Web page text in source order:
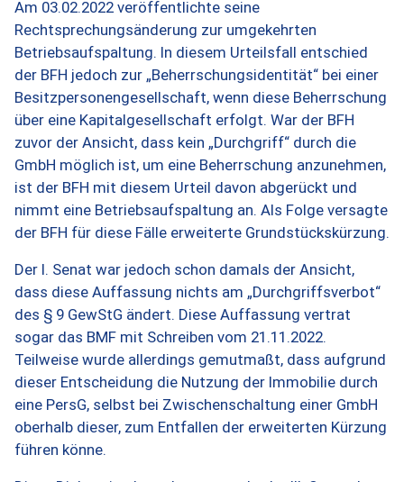
Am 03.02.2022 veröffentlichte seine
Rechtsprechungsänderung zur umgekehrten
Betriebsaufspaltung. In diesem Urteilsfall entschied
der BFH jedoch zur „Beherrschungsidentität“ bei einer
Besitzpersonengesellschaft, wenn diese Beherrschung
über eine Kapitalgesellschaft erfolgt. War der BFH
zuvor der Ansicht, dass kein „Durchgriff“ durch die
GmbH möglich ist, um eine Beherrschung anzunehmen,
ist der BFH mit diesem Urteil davon abgerückt und
nimmt eine Betriebsaufspaltung an. Als Folge versagte
der BFH für diese Fälle erweiterte Grundstückskürzung.
Der I. Senat war jedoch schon damals der Ansicht,
dass diese Auffassung nichts am „Durchgriffsverbot“
des § 9 GewStG ändert. Diese Auffassung vertrat
sogar das BMF mit Schreiben vom 21.11.2022.
Teilweise wurde allerdings gemutmaßt, dass aufgrund
dieser Entscheidung die Nutzung der Immobilie durch
eine PersG, selbst bei Zwischenschaltung einer GmbH
oberhalb dieser, zum Entfallen der erweiterten Kürzung
führen könne.